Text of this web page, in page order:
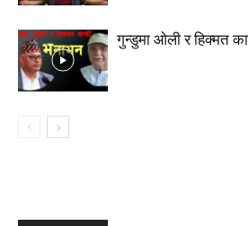
गुन्डुमा ओली र हिक्मत